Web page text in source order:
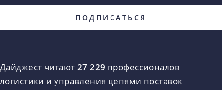
Дайджест читают 27 229 профессионалов
логистики и управления цепями поставок